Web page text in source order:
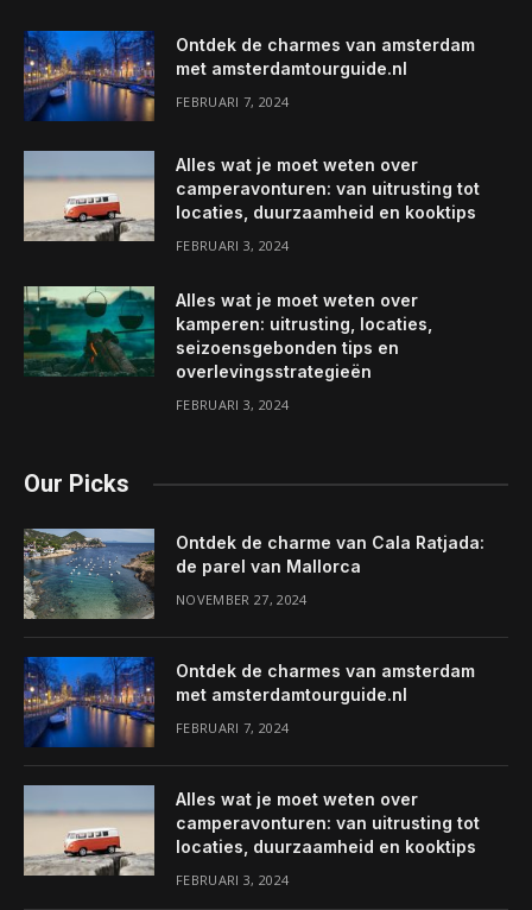
Ontdek de charmes van amsterdam
met amsterdamtourguide.nl
FEBRUARI 7, 2024
Alles wat je moet weten over
camperavonturen: van uitrusting tot
locaties, duurzaamheid en kooktips
FEBRUARI 3, 2024
Alles wat je moet weten over
kamperen: uitrusting, locaties,
seizoensgebonden tips en
overlevingsstrategieën
FEBRUARI 3, 2024
Our Picks
Ontdek de charme van Cala Ratjada:
de parel van Mallorca
NOVEMBER 27, 2024
Ontdek de charmes van amsterdam
met amsterdamtourguide.nl
FEBRUARI 7, 2024
Alles wat je moet weten over
camperavonturen: van uitrusting tot
locaties, duurzaamheid en kooktips
FEBRUARI 3, 2024